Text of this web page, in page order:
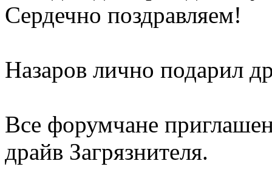
Сердечно поздравляем!
Назаров лично подарил
Все форумчане
драйв Загрязнителя.